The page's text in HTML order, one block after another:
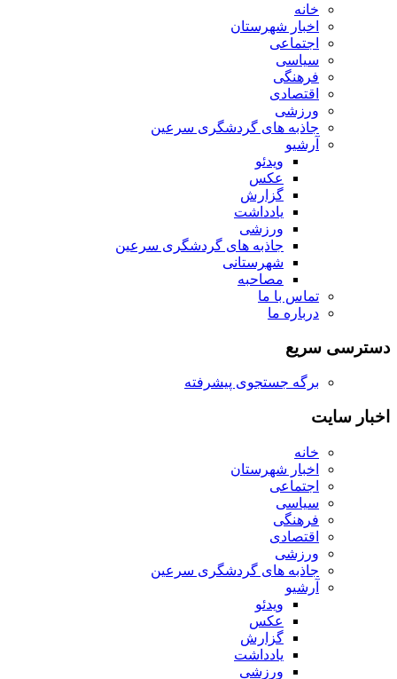
خانه
اخبار شهرستان
اجتماعی
سیاسی
فرهنگی
اقتصادی
ورزشی
جاذبه های گردشگری سرعین
آرشیو
ویدئو
عکس
گزارش
یادداشت
ورزشی
جاذبه های گردشگری سرعین
شهرستانی
مصاحبه
تماس با ما
درباره ما
دسترسی سریع
برگه جستجوی پیشرفته
اخبار سایت
خانه
اخبار شهرستان
اجتماعی
سیاسی
فرهنگی
اقتصادی
ورزشی
جاذبه های گردشگری سرعین
آرشیو
ویدئو
عکس
گزارش
یادداشت
ورزشی